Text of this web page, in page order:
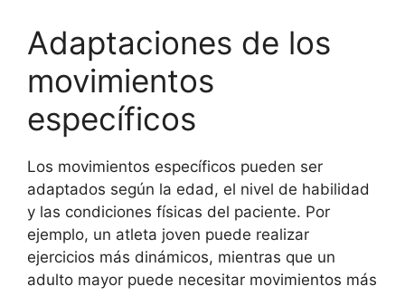
Adaptaciones de los
movimientos
específicos
Los movimientos específicos pueden ser
adaptados según la edad, el nivel de habilidad
y las condiciones físicas del paciente. Por
ejemplo, un atleta joven puede realizar
ejercicios más dinámicos, mientras que un
adulto mayor puede necesitar movimientos más